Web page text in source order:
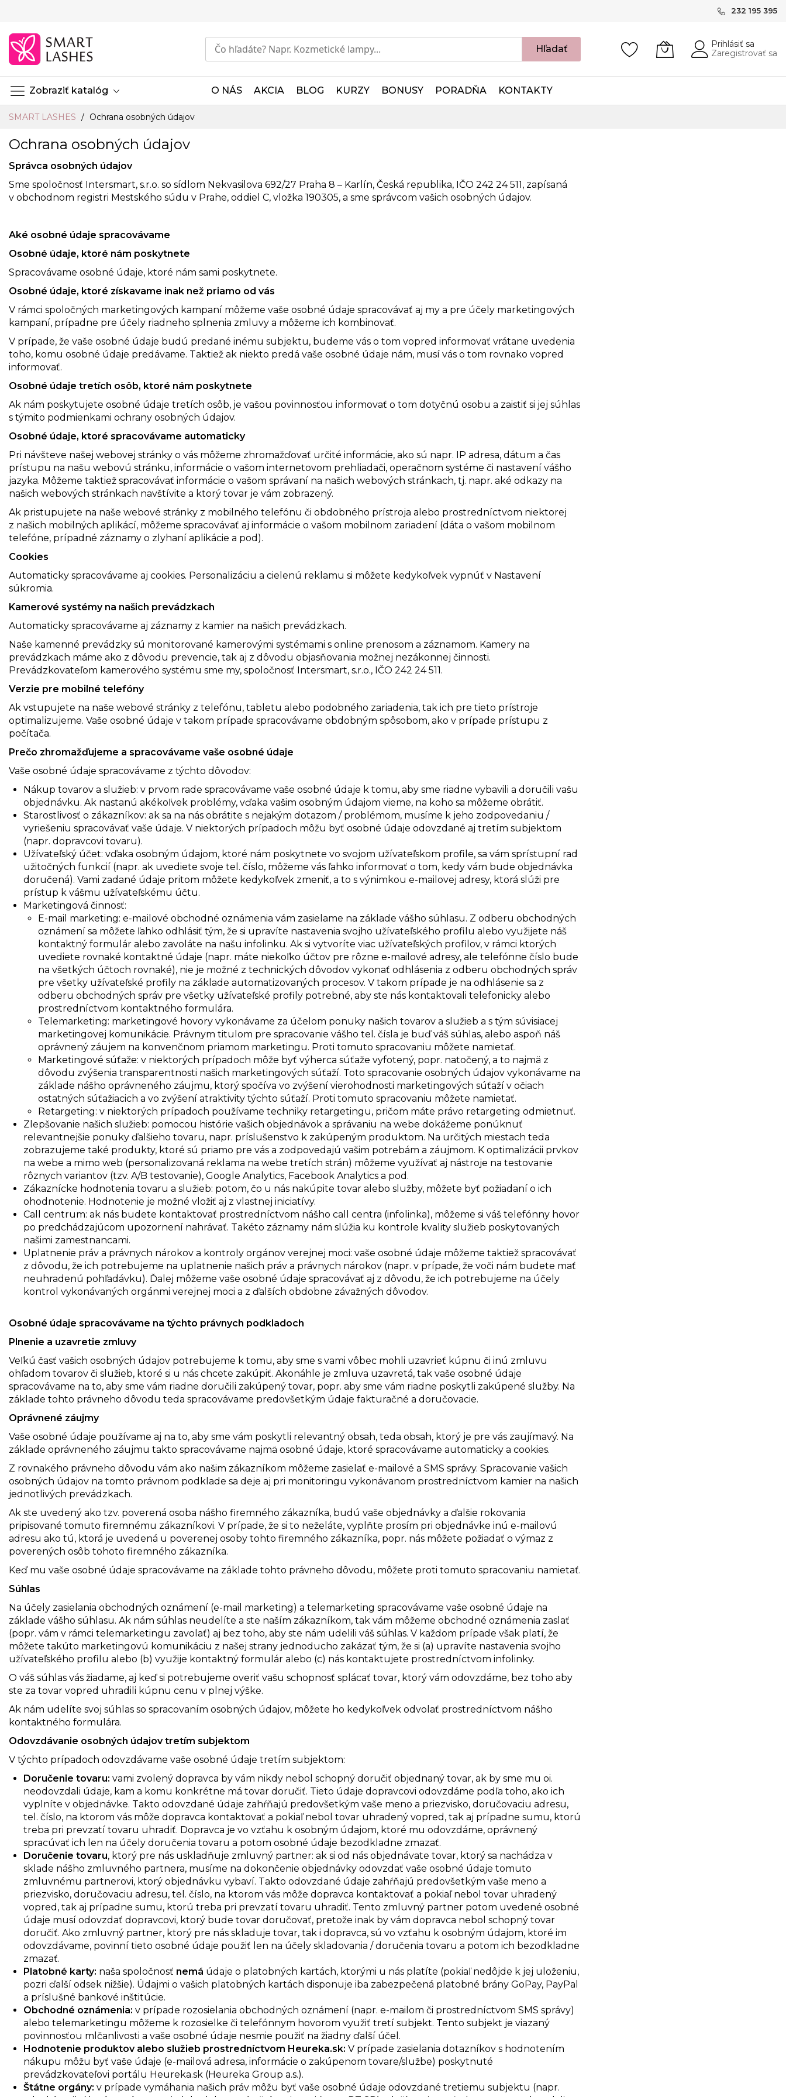
Content
232 195 395
Zobraziť katalóg
Hľadať
Prihlásiť sa
Zaregistrovať sa
O NÁS AKCIA BLOG KURZY BONUSY PORADŇA KONTAKTY
SMART LASHES Ochrana osobných údajov
Ochrana osobných údajov
Správca osobných údajov
Sme spoločnosť Intersmart, s.r.o. so sídlom Nekvasilova 692/27 Praha 8 – Karlín, Česká republika, IČO 242 24 511, zapísaná
v obchodnom registri Mestského súdu v Prahe, oddiel C, vložka 190305, a sme správcom vašich osobných údajov.
Aké osobné údaje spracovávame
Osobné údaje, ktoré nám poskytnete
Spracovávame osobné údaje, ktoré nám sami poskytnete.
Osobné údaje, ktoré získavame inak než priamo od vás
V rámci spoločných marketingových kampaní môžeme vaše osobné údaje spracovávať aj my a pre účely marketingových
kampaní, prípadne pre účely riadneho splnenia zmluvy a môžeme ich kombinovať.
V prípade, že vaše osobné údaje budú predané inému subjektu, budeme vás o tom vopred informovať vrátane uvedenia
toho, komu osobné údaje predávame. Taktiež ak niekto predá vaše osobné údaje nám, musí vás o tom rovnako vopred
informovať.
Osobné údaje tretích osôb, ktoré nám poskytnete
Ak nám poskytujete osobné údaje tretích osôb, je vašou povinnosťou informovať o tom dotyčnú osobu a zaistiť si jej súhlas
s týmito podmienkami ochrany osobných údajov.
Osobné údaje, ktoré spracovávame automaticky
Pri návšteve našej webovej stránky o vás môžeme zhromažďovať určité informácie, ako sú napr. IP adresa, dátum a čas
prístupu na našu webovú stránku, informácie o vašom internetovom prehliadači, operačnom systéme či nastavení vášho
jazyka. Môžeme taktiež spracovávať informácie o vašom správaní na našich webových stránkach, tj. napr. aké odkazy na
našich webových stránkach navštívite a ktorý tovar je vám zobrazený.
Ak pristupujete na naše webové stránky z mobilného telefónu či obdobného prístroja alebo prostredníctvom niektorej
z našich mobilných aplikácí, môžeme spracovávať aj informácie o vašom mobilnom zariadení (dáta o vašom mobilnom
telefóne, prípadné záznamy o zlyhaní aplikácie a pod).
Cookies
Automaticky spracovávame aj cookies. Personalizáciu a cielenú reklamu si môžete kedykoľvek vypnúť v Nastavení
súkromia.
Kamerové systémy na našich prevádzkach
Automaticky spracovávame aj záznamy z kamier na našich prevádzkach.
Naše kamenné prevádzky sú monitorované kamerovými systémami s online prenosom a záznamom. Kamery na
prevádzkach máme ako z dôvodu prevencie, tak aj z dôvodu objasňovania možnej nezákonnej činnosti.
Prevádzkovateľom kamerového systému sme my, spoločnosť Intersmart, s.r.o., IČO 242 24 511.
Verzie pre mobilné telefóny
Ak vstupujete na naše webové stránky z telefónu, tabletu alebo podobného zariadenia, tak ich pre tieto prístroje
optimalizujeme. Vaše osobné údaje v takom prípade spracovávame obdobným spôsobom, ako v prípade prístupu z
počítača.
Prečo zhromažďujeme a spracovávame vaše osobné údaje
Vaše osobné údaje spracovávame z týchto dôvodov:
Nákup tovarov a služieb: v prvom rade spracovávame vaše osobné údaje k tomu, aby sme riadne vybavili a doručili vašu
objednávku. Ak nastanú akékoľvek problémy, vďaka vašim osobným údajom vieme, na koho sa môžeme obrátiť.
Starostlivosť o zákazníkov: ak sa na nás obrátite s nejakým dotazom / problémom, musíme k jeho zodpovedaniu /
vyriešeniu spracovávať vaše údaje. V niektorých prípadoch môžu byť osobné údaje odovzdané aj tretím subjektom
(napr. dopravcovi tovaru).
Užívateľský účet: vďaka osobným údajom, ktoré nám poskytnete vo svojom užívateľskom profile, sa vám sprístupní rad
užitočných funkcií (napr. ak uvediete svoje tel. číslo, môžeme vás ľahko informovať o tom, kedy vám bude objednávka
doručená). Vami zadané údaje pritom môžete kedykoľvek zmeniť, a to s výnimkou e-mailovej adresy, ktorá slúži pre
prístup k vášmu užívateľskému účtu.
Marketingová činnosť:
E-mail marketing: e-mailové obchodné oznámenia vám zasielame na základe vášho súhlasu. Z odberu obchodných
oznámení sa môžete ľahko odhlásiť tým, že si upravíte nastavenia svojho užívateľského profilu alebo využijete náš
kontaktný formulár alebo zavoláte na našu infolinku. Ak si vytvoríte viac užívateľských profilov, v rámci ktorých
uvediete rovnaké kontaktné údaje (napr. máte niekoľko účtov pre rôzne e-mailové adresy, ale telefónne číslo bude
na všetkých účtoch rovnaké), nie je možné z technických dôvodov vykonať odhlásenia z odberu obchodných správ
pre všetky užívateľské profily na základe automatizovaných procesov. V takom prípade je na odhlásenie sa z
odberu obchodných správ pre všetky užívateľské profily potrebné, aby ste nás kontaktovali telefonicky alebo
prostredníctvom kontaktného formulára.
Telemarketing: marketingové hovory vykonávame za účelom ponuky našich tovarov a služieb a s tým súvisiacej
marketingovej komunikácie. Právnym titulom pre spracovanie vášho tel. čísla je buď váš súhlas, alebo aspoň náš
oprávnený záujem na konvenčnom priamom marketingu. Proti tomuto spracovaniu môžete namietať.
Marketingové súťaže: v niektorých prípadoch môže byť výherca súťaže vyfotený, popr. natočený, a to najmä z
dôvodu zvýšenia transparentnosti našich marketingových súťaží. Toto spracovanie osobných údajov vykonávame na
základe nášho oprávneného záujmu, ktorý spočíva vo zvýšení vierohodnosti marketingových súťaží v očiach
ostatných súťažiacich a vo zvýšení atraktivity týchto súťaží. Proti tomuto spracovaniu môžete namietať.
Retargeting: v niektorých prípadoch používame techniky retargetingu, pričom máte právo retargeting odmietnuť.
Zlepšovanie našich služieb: pomocou histórie vašich objednávok a správaniu na webe dokážeme ponúknuť
relevantnejšie ponuky ďalšieho tovaru, napr. príslušenstvo k zakúpeným produktom. Na určitých miestach teda
zobrazujeme také produkty, ktoré sú priamo pre vás a zodpovedajú vašim potrebám a záujmom. K optimalizácii prvkov
na webe a mimo web (personalizovaná reklama na webe tretích strán) môžeme využívať aj nástroje na testovanie
rôznych variantov (tzv. A/B testovanie), Google Analytics, Facebook Analytics a pod.
Zákaznícke hodnotenia tovaru a služieb: potom, čo u nás nakúpite tovar alebo služby, môžete byť požiadaní o ich
ohodnotenie. Hodnotenie je možné vložiť aj z vlastnej iniciatívy.
Call centrum: ak nás budete kontaktovať prostredníctvom nášho call centra (infolinka), môžeme si váš telefónny hovor
po predchádzajúcom upozornení nahrávať. Takéto záznamy nám slúžia ku kontrole kvality služieb poskytovaných
našimi zamestnancami.
Uplatnenie práv a právnych nárokov a kontroly orgánov verejnej moci: vaše osobné údaje môžeme taktiež spracovávať
z dôvodu, že ich potrebujeme na uplatnenie našich práv a právnych nárokov (napr. v prípade, že voči nám budete mať
neuhradenú pohľadávku). Ďalej môžeme vaše osobné údaje spracovávať aj z dôvodu, že ich potrebujeme na účely
kontrol vykonávaných orgánmi verejnej moci a z ďalších obdobne závažných dôvodov.
Osobné údaje spracovávame na týchto právnych podkladoch
Plnenie a uzavretie zmluvy
Veľkú časť vašich osobných údajov potrebujeme k tomu, aby sme s vami vôbec mohli uzavrieť kúpnu či inú zmluvu
ohľadom tovarov či služieb, ktoré si u nás chcete zakúpiť. Akonáhle je zmluva uzavretá, tak vaše osobné údaje
spracovávame na to, aby sme vám riadne doručili zakúpený tovar, popr. aby sme vám riadne poskytli zakúpené služby. Na
základe tohto právneho dôvodu teda spracovávame predovšetkým údaje fakturačné a doručovacie.
Oprávnené záujmy
Vaše osobné údaje používame aj na to, aby sme vám poskytli relevantný obsah, teda obsah, ktorý je pre vás zaujímavý. Na
základe oprávneného záujmu takto spracovávame najmä osobné údaje, ktoré spracovávame automaticky a cookies.
Z rovnakého právneho dôvodu vám ako našim zákazníkom môžeme zasielať e-mailové a SMS správy. Spracovanie vašich
osobných údajov na tomto právnom podklade sa deje aj pri monitoringu vykonávanom prostredníctvom kamier na našich
jednotlivých prevádzkach.
Ak ste uvedený ako tzv. poverená osoba nášho firemného zákazníka, budú vaše objednávky a ďalšie rokovania
pripisované tomuto firemnému zákazníkovi. V prípade, že si to neželáte, vyplňte prosím pri objednávke inú e-mailovú
adresu ako tú, ktorá je uvedená u poverenej osoby tohto firemného zákazníka, popr. nás môžete požiadať o výmaz z
poverených osôb tohoto firemného zákazníka.
Keď mu vaše osobné údaje spracovávame na základe tohto právneho dôvodu, môžete proti tomuto spracovaniu namietať.
Súhlas
Na účely zasielania obchodných oznámení (e-mail marketing) a telemarketing spracovávame vaše osobné údaje na
základe vášho súhlasu. Ak nám súhlas neudelíte a ste naším zákazníkom, tak vám môžeme obchodné oznámenia zaslať
(popr. vám v rámci telemarketingu zavolať) aj bez toho, aby ste nám udelili váš súhlas. V každom prípade však platí, že
môžete takúto marketingovú komunikáciu z našej strany jednoducho zakázať tým, že si (a) upravíte nastavenia svojho
užívateľského profilu alebo (b) využije kontaktný formulár alebo (c) nás kontaktujete prostredníctvom infolinky.
O váš súhlas vás žiadame, aj keď si potrebujeme overiť vašu schopnosť splácať tovar, ktorý vám odovzdáme, bez toho aby
ste za tovar vopred uhradili kúpnu cenu v plnej výške.
Ak nám udelíte svoj súhlas so spracovaním osobných údajov, môžete ho kedykoľvek odvolať prostredníctvom nášho
kontaktného formulára.
Odovzdávanie osobných údajov tretím subjektom
V týchto prípadoch odovzdávame vaše osobné údaje tretím subjektom:
Doručenie tovaru: vami zvolený dopravca by vám nikdy nebol schopný doručiť objednaný tovar, ak by sme mu oi.
neodovzdali údaje, kam a komu konkrétne má tovar doručiť. Tieto údaje dopravcovi odovzdáme podľa toho, ako ich
vyplníte v objednávke. Takto odovzdané údaje zahŕňajú predovšetkým vaše meno a priezvisko, doručovaciu adresu,
tel. číslo, na ktorom vás môže dopravca kontaktovať a pokiaľ nebol tovar uhradený vopred, tak aj prípadne sumu, ktorú
treba pri prevzatí tovaru uhradiť. Dopravca je vo vzťahu k osobným údajom, ktoré mu odovzdáme, oprávnený
spracúvať ich len na účely doručenia tovaru a potom osobné údaje bezodkladne zmazať.
Doručenie tovaru, ktorý pre nás uskladňuje zmluvný partner: ak si od nás objednávate tovar, ktorý sa nachádza v
sklade nášho zmluvného partnera, musíme na dokončenie objednávky odovzdať vaše osobné údaje tomuto
zmluvnému partnerovi, ktorý objednávku vybaví. Takto odovzdané údaje zahŕňajú predovšetkým vaše meno a
priezvisko, doručovaciu adresu, tel. číslo, na ktorom vás môže dopravca kontaktovať a pokiaľ nebol tovar uhradený
vopred, tak aj prípadne sumu, ktorú treba pri prevzatí tovaru uhradiť. Tento zmluvný partner potom uvedené osobné
údaje musí odovzdať dopravcovi, ktorý bude tovar doručovať, pretože inak by vám dopravca nebol schopný tovar
doručiť. Ako zmluvný partner, ktorý pre nás skladuje tovar, tak i dopravca, sú vo vzťahu k osobným údajom, ktoré im
odovzdávame, povinní tieto osobné údaje použiť len na účely skladovania / doručenia tovaru a potom ich bezodkladne
zmazať.
Platobné karty: naša spoločnosť nemá údaje o platobných kartách, ktorými u nás platíte (pokiaľ nedôjde k jej uloženiu,
pozri ďalší odsek nižšie). Údajmi o vašich platobných kartách disponuje iba zabezpečená platobné brány GoPay, PayPal
a príslušné bankové inštitúcie.
Obchodné oznámenia: v prípade rozosielania obchodných oznámení (napr. e-mailom či prostredníctvom SMS správy)
alebo telemarketingu môžeme k rozosielke či telefónnym hovorom využiť tretí subjekt. Tento subjekt je viazaný
povinnosťou mlčanlivosti a vaše osobné údaje nesmie použiť na žiadny ďalší účel.
Hodnotenie produktov alebo služieb prostredníctvom Heureka.sk: V prípade zasielania dotazníkov s hodnotením
nákupu môžu byť vaše údaje (e-mailová adresa, informácie o zakúpenom tovare/službe) poskytnuté
prevádzkovateľovi portálu Heureka.sk (Heureka Group a.s.).
Štátne orgány: v prípade vymáhania našich práv môžu byť vaše osobné údaje odovzdané tretiemu subjektu (napr.